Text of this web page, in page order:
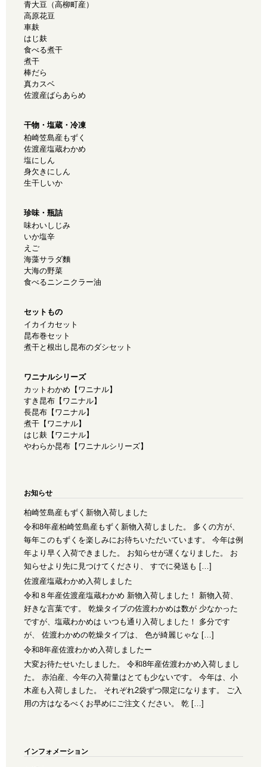
青大豆（高柳町産）
高原花豆
車麸
はじ麸
食べる煮干
煮干
棒だら
真カスベ
佐渡産ばらあらめ
干物・塩蔵・冷凍
柏崎笠島産もずく
佐渡産塩蔵わかめ
塩にしん
身欠きにしん
生干しいか
珍味・瓶詰
味わいしじみ
いか塩辛
えご
海藻サラダ麵
大海の野菜
食べるニンニクラー油
セットもの
イカイカセット
昆布巻セット
煮干と根出し昆布のダシセット
ワニナルシリーズ
カットわかめ【ワニナル】
すき昆布【ワニナル】
長昆布【ワニナル】
煮干【ワニナル】
はじ麸【ワニナル】
やわらか昆布【ワニナルシリーズ】
お知らせ
柏崎笠島産もずく新物入荷しました
令和8年産柏崎笠島産もずく新物入荷しました。 多くの方が、
毎年このもずくを楽しみにお待ちいただいています。 今年は例
年より早く入荷できました。 お知らせが遅くなりました。 お
知らせより先に見つけてくださり、 すでに発送も […]
佐渡産塩蔵わかめ入荷しました
令和８年産佐渡産塩蔵わかめ 新物入荷しました！ 新物入荷、
好きな言葉です。 乾燥タイプの佐渡わかめは数が 少なかった
ですが、塩蔵わかめは いつも通り入荷しました！ 多分です
が、 佐渡わかめの乾燥タイプは、 色が綺麗じゃな […]
令和8年産佐渡わかめ入荷しましたー
大変お待たせいたしました。 令和8年産佐渡わかめ入荷しまし
た。 赤泊産、今年の入荷量はとても少ないです。 今年は、小
木産も入荷しました。 それぞれ2袋ずつ限定になります。 ご入
用の方はなるべくお早めにご注文ください。 乾 […]
インフォメーション